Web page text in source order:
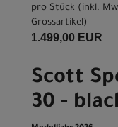
pro Stück (inkl.
Grossartikel)
1.499,00 EUR
Scott
30 -